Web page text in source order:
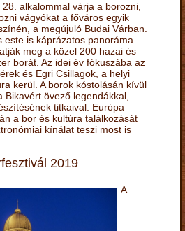
alkalommal várja a borozni,
vágyókat a főváros egyik
a megújuló Budai Várban.
este is káprázatos panoráma
meg a közel 200 hazai és
borát. Az idei év fókuszába az
és Egri Csillagok, a helyi
kerül. A borok kóstolásán kívül
Bikavért övező legendákkal,
titkaival. Európa
a bor és kultúra találkozását
kínálat teszi most is
2019
A